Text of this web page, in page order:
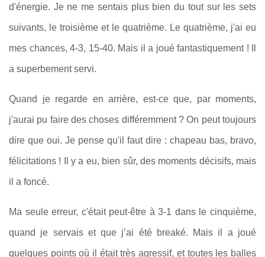
d'énergie. Je ne me sentais plus bien du tout sur les sets
suivants, le troisième et le quatrième. Le quatrième, j'ai eu
mes chances, 4‑3, 15‑40. Mais il a joué fantastiquement ! Il
a superbement servi.
Quand je regarde en arrière, est‑ce que, par moments,
j'aurai pu faire des choses différemment ? On peut toujours
dire que oui. Je pense qu'il faut dire : chapeau bas, bravo,
félicitations ! Il y a eu, bien sûr, des moments décisifs, mais
il a foncé.
Ma seule erreur, c'était peut‑être à 3‑1 dans le cinquième,
quand je servais et que j’ai été breaké. Mais il a joué
quelques points où il était très agressif, et toutes les balles